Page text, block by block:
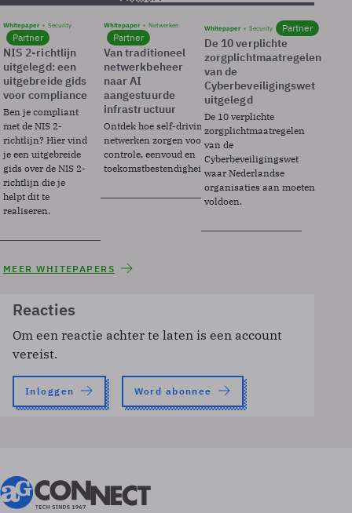
Whitepaper Security
Partner
NIS 2-richtlijn
uitgelegd: een
uitgebreide gids
voor compliance
Ben je compliant
met de NIS 2-
richtlijn? Hier vind
je een uitgebreide
gids over de NIS 2-
richtlijn die je
helpt dit te
realiseren.
Whitepaper Netwerken
Partner
Van traditioneel
netwerkbeheer
naar AI
aangestuurde
infrastructuur
Ontdek hoe self-driving
netwerken zorgen voor
controle, eenvoud en
toekomstbestendigheid.
Whitepaper Security Partner
De 10 verplichte
zorgplichtmaatregelen
van de
Cyberbeveiligingswet
uitgelegd
De 10 verplichte
zorgplichtmaatregelen
van de
Cyberbeveiligingswet
waar Nederlandse
organisaties aan moeten
voldoen.
MEER WHITEPAPERS
Reacties
Om een reactie achter te laten is een account
vereist.
Inloggen Word abonnee